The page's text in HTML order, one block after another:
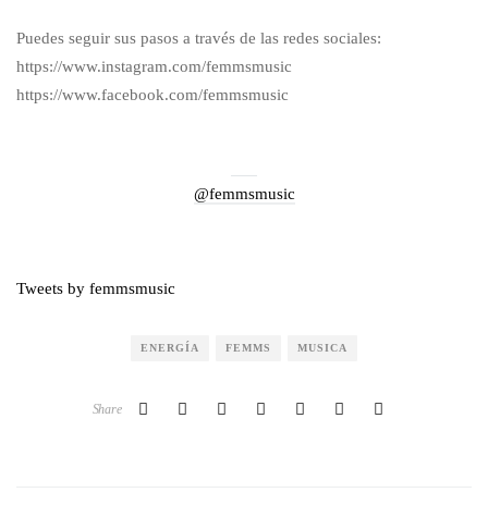
Puedes seguir sus pasos a través de las redes sociales:
https://www.instagram.com/femmsmusic
https://www.facebook.com/femmsmusic
@femmsmusic
Tweets by femmsmusic
ENERGÍA FEMMS MUSICA
Share